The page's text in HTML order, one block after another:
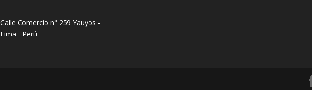
Calle Comercio n° 259 Yauyos -
Lima - Perú